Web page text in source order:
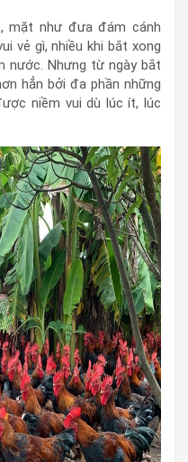
mặt như đưa đám cánh
vẻ gì, nhiều khi bắt xong
nước. Nhưng từ ngày bắt
hẳn bởi đa phần những
niềm vui dù lúc ít, lúc